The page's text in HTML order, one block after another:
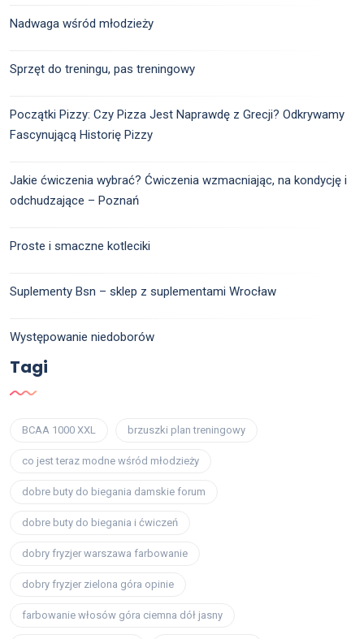
Nadwaga wśród młodzieży
Sprzęt do treningu, pas treningowy
Początki Pizzy: Czy Pizza Jest Naprawdę z Grecji? Odkrywamy
Fascynującą Historię Pizzy
Jakie ćwiczenia wybrać? Ćwiczenia wzmacniając, na kondycję i
odchudzające – Poznań
Proste i smaczne kotleciki
Suplementy Bsn – sklep z suplementami Wrocław
Występowanie niedoborów
Tagi
BCAA 1000 XXL brzuszki plan treningowy
co jest teraz modne wśród młodzieży
dobre buty do biegania damskie forum
dobre buty do biegania i ćwiczeń
dobry fryzjer warszawa farbowanie
dobry fryzjer zielona góra opinie
farbowanie włosów góra ciemna dół jasny